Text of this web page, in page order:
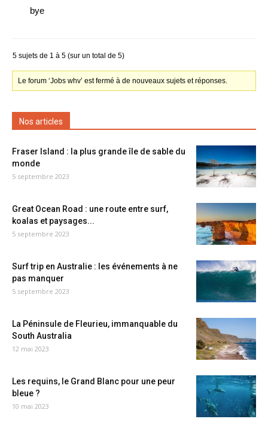
bye
5 sujets de 1 à 5 (sur un total de 5)
Le forum ‘Jobs whv’ est fermé à de nouveaux sujets et réponses.
Nos articles
Fraser Island : la plus grande île de sable du
monde
5 septembre 2023
Great Ocean Road : une route entre surf,
koalas et paysages...
5 septembre 2023
Surf trip en Australie : les événements à ne
pas manquer
5 septembre 2023
La Péninsule de Fleurieu, immanquable du
South Australia
12 mai 2023
Les requins, le Grand Blanc pour une peur
bleue ?
10 mai 2023